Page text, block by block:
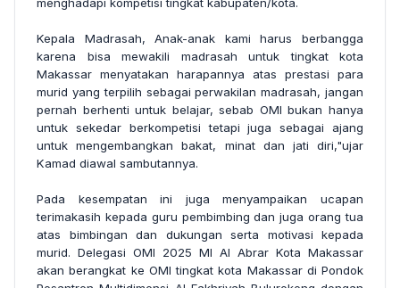
Kepala Madrasah, Anak-anak kami harus berbangga
karena bisa mewakili madrasah untuk tingkat kota
Makassar menyatakan harapannya atas prestasi para
murid yang terpilih sebagai perwakilan madrasah, jangan
pernah berhenti untuk belajar, sebab OMI bukan hanya
untuk sekedar berkompetisi tetapi juga sebagai ajang
untuk mengembangkan bakat, minat dan jati diri,"ujar
Kamad diawal sambutannya.
Pada kesempatan ini juga menyampaikan ucapan
terimakasih kepada guru pembimbing dan juga orang tua
atas bimbingan dan dukungan serta motivasi kepada
murid. Delegasi OMI 2025 MI Al Abrar Kota Makassar
akan berangkat ke OMI tingkat kota Makassar di Pondok